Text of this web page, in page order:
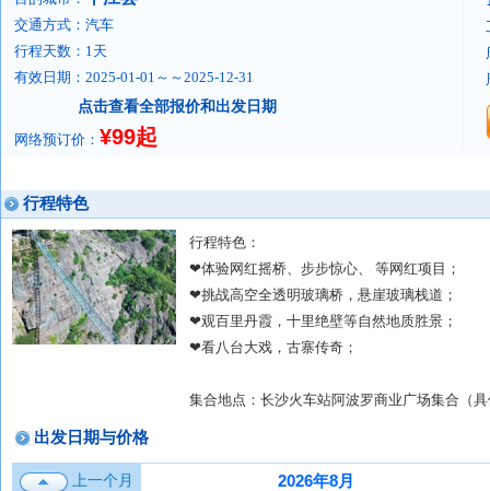
交通方式：汽车
行程天数：1天
有效日期：2025-01-01～～2025-12-31
点击查看全部报价和出发日期
网络预订价： ¥99起
行程特色
行程特色：
❤体验网红摇桥、步步惊心、 等网红项目；
❤挑战高空全透明玻璃桥，悬崖玻璃栈道；
❤观百里丹霞，十里绝壁等自然地质胜景；
❤看八台大戏，古寨传奇；
集合地点：长沙火车站阿波罗商业广场集合（
出发日期与价格
上一个月 2026年8月